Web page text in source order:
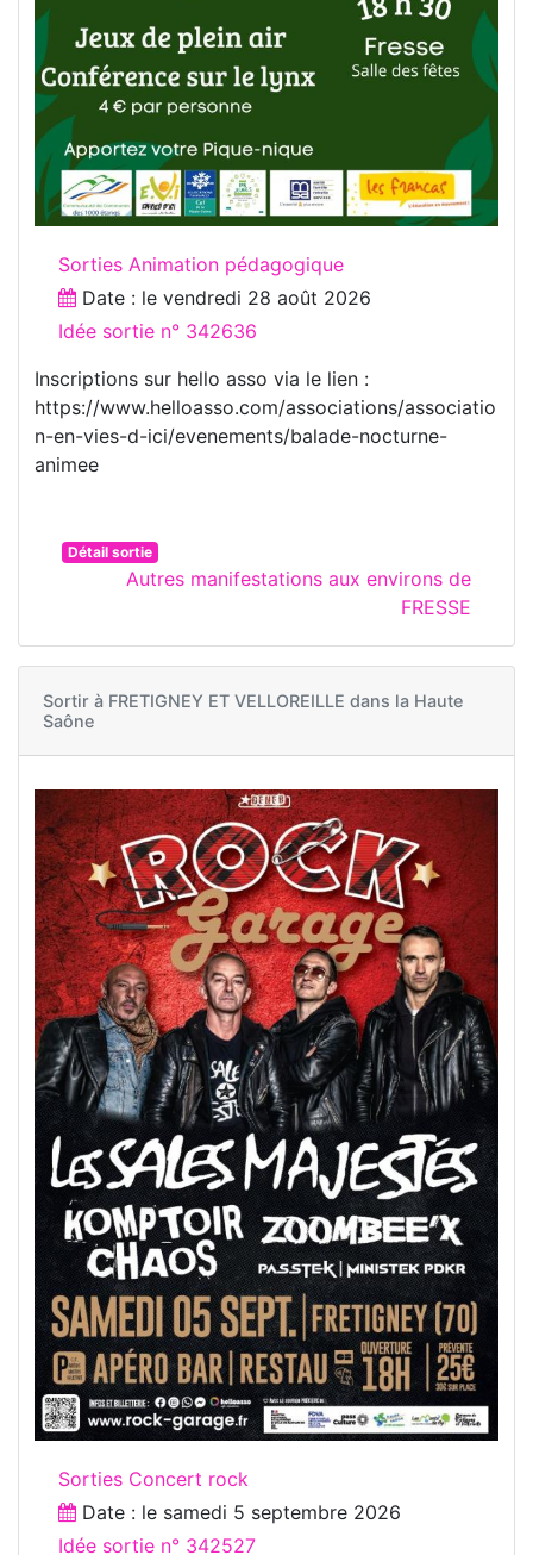
Sorties Animation pédagogique
Date : le vendredi 28 août 2026
Idée sortie n° 342636
Inscriptions sur hello asso via le lien :
https://www.helloasso.com/associations/associatio
n-en-vies-d-ici/evenements/balade-nocturne-
animee
Détail sortie
Autres manifestations aux environs de
FRESSE
Sortir à FRETIGNEY ET VELLOREILLE dans la Haute
Saône
Sorties Concert rock
Date : le samedi 5 septembre 2026
Idée sortie n° 342527